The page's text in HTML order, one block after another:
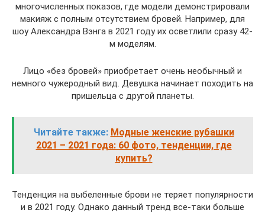
многочисленных показов, где модели демонстрировали
макияж с полным отсутствием бровей. Например, для
шоу Александра Вэнга в 2021 году их осветлили сразу 42-
м моделям.
Лицо «без бровей» приобретает очень необычный и
немного чужеродный вид. Девушка начинает походить на
пришельца с другой планеты.
Читайте также: Модные женские рубашки
2021 – 2021 года: 60 фото, тенденции, где
купить?
Тенденция на выбеленные брови не теряет популярности
и в 2021 году. Однако данный тренд все-таки больше